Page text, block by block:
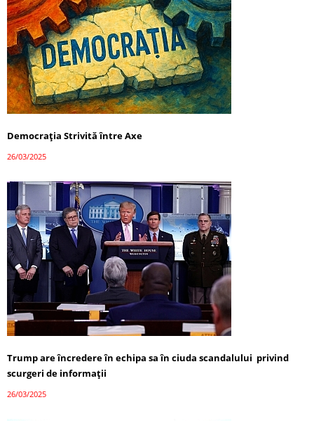
Democrația Strivită între Axe
26/03/2025
Trump are încredere în echipa sa în ciuda scandalului privind
scurgeri de informații
26/03/2025